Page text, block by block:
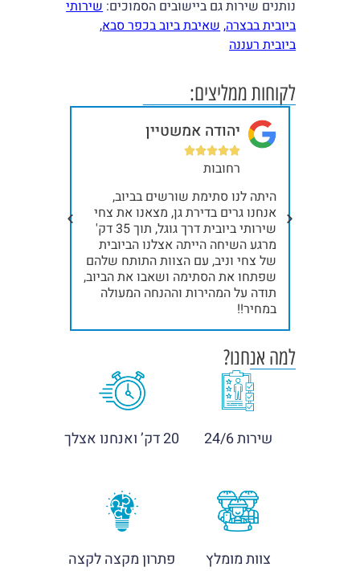
נותנים שירות גם ביישובים הסמוכים:שירותי
ביובית בבצרה,שאיבת ביוב בכפר סבא,
ביובית רעננה
לקוחות ממליצים:
יהודה אמשטיין





רחובות
היתה לנו סתימת שורשים בביוב,
אנחנו גרים בדירת גן, מצאנו את צחי
שירותי ביובית דרך גוגל, תוך 35 דק'
מרגע השיחה הייתה אצלנו הביובית
של צחי וניב, עם הצוות התותח שלהם
שפתחו את הסתימה ושאבו את הביוב,
תודה על המהירות וההנחה המעולה
במחיר!!
למה אנחנו?
שירות 24/6 20 דק’ ואנחנו אצלך
צוות מומלץ פתרון מקצה לקצה